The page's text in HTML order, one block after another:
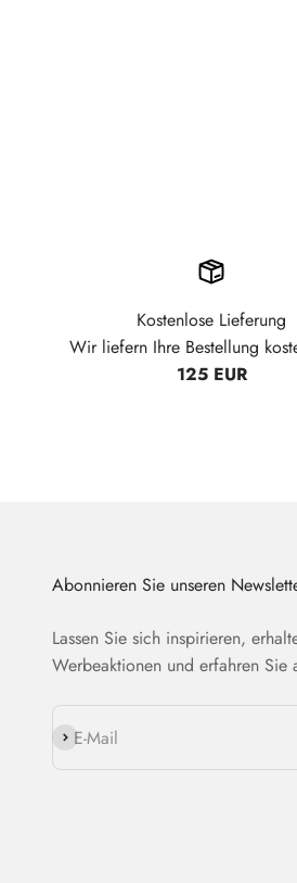
Kostenlose Lieferung
Wir liefern Ihre Bestellung
125 EUR
Abonnieren Sie unseren
Lassen Sie sich inspirieren,
Werbeaktionen und erfahren Sie
E-Mail
Abonnieren